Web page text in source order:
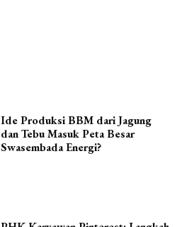
Ide Produksi BBM dari Jagung
dan Tebu Masuk Peta Besar
Swasembada Energi?